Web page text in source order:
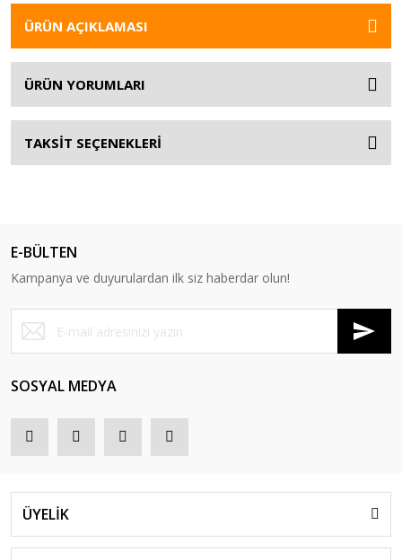
ÜRÜN AÇIKLAMASI
ÜRÜN YORUMLARI
TAKSİT SEÇENEKLERİ
E-BÜLTEN
Kampanya ve duyurulardan ilk siz haberdar olun!
SOSYAL MEDYA
ÜYELİK